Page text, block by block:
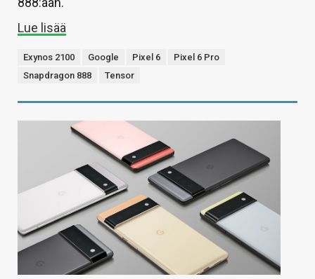
Lue lisää
Exynos 2100 Google Pixel 6
Pixel 6 Pro
Snapdragon 888
Tensor